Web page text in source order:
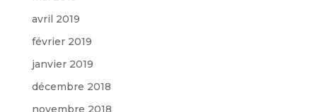
avril 2019
février 2019
janvier 2019
décembre 2018
novembre 2018